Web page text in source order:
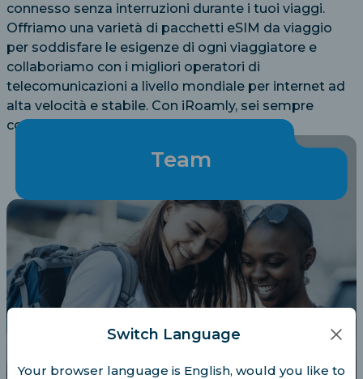
connesso senza interruzioni durante i tuoi viaggi.
Offriamo una varietà di pacchetti eSIM da viaggio
per soddisfare le esigenze di ogni viaggiatore e
collaboriamo con i migliori operatori di
telecomunicazioni a livello mondiale per internet ad
alta velocità e stabile. Con iRoamly, sei sempre
connesso, senza sforzo.
Team
Switch Language
Your browser language is English, would you like to